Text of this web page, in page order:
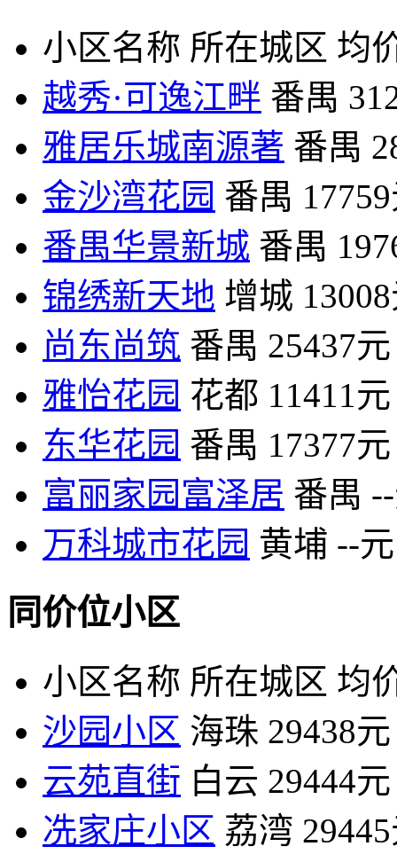
小区名称 所在城区 均
越秀·可逸江畔 番禺
雅居乐城南源著 番禺
金沙湾花园 番禺
番禺华景新城 番禺
锦绣新天地 增城
尚东尚筑 番禺 25437元
雅怡花园 花都 11411元
东华花园 番禺 17377元
富丽家园富泽居 番禺
万科城市花园 黄埔 --元
同价位小区
小区名称 所在城区 均
沙园小区 海珠 29438元
云苑直街 白云 29444元
冼家庄小区 荔湾